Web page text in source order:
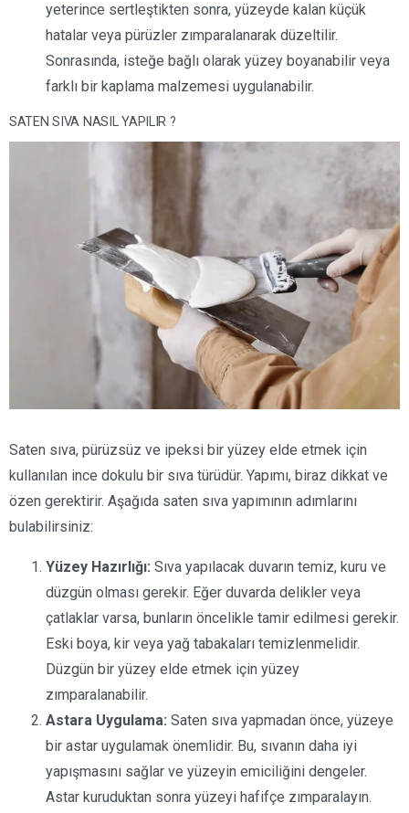
yeterince sertleştikten sonra, yüzeyde kalan küçük
hatalar veya pürüzler zımparalanarak düzeltilir.
Sonrasında, isteğe bağlı olarak yüzey boyanabilir veya
farklı bir kaplama malzemesi uygulanabilir.
SATEN SIVA NASIL YAPILIR ?
Saten sıva, pürüzsüz ve ipeksi bir yüzey elde etmek için
kullanılan ince dokulu bir sıva türüdür. Yapımı, biraz dikkat ve
özen gerektirir. Aşağıda saten sıva yapımının adımlarını
bulabilirsiniz:
Yüzey Hazırlığı: Sıva yapılacak duvarın temiz, kuru ve
düzgün olması gerekir. Eğer duvarda delikler veya
çatlaklar varsa, bunların öncelikle tamir edilmesi gerekir.
Eski boya, kir veya yağ tabakaları temizlenmelidir.
Düzgün bir yüzey elde etmek için yüzey
zımparalanabilir.
Astara Uygulama: Saten sıva yapmadan önce, yüzeye
bir astar uygulamak önemlidir. Bu, sıvanın daha iyi
yapışmasını sağlar ve yüzeyin emiciliğini dengeler.
Astar kuruduktan sonra yüzeyi hafifçe zımparalayın.